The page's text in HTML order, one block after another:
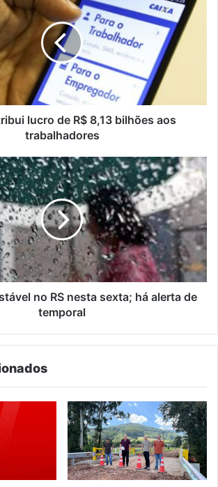
lucro de R$ 8,13 bilhões aos
trabalhadores
no RS nesta sexta; há alerta de
temporal